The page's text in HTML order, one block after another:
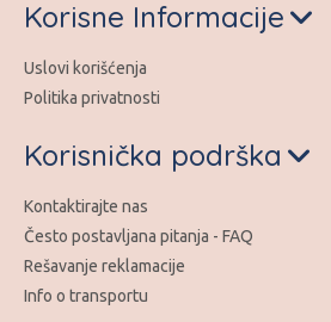
Korisne Informacije
Uslovi korišćenja
Politika privatnosti
Korisnička podrška
Kontaktirajte nas
Često postavljana pitanja - FAQ
Rešavanje reklamacije
Info o transportu